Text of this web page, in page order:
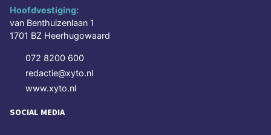
Hoofdvestiging:
van Benthuizenlaan 1
1701 BZ Heerhugowaard
072 8200 600
redactie@xyto.nl
www.xyto.nl
SOCIAL MEDIA